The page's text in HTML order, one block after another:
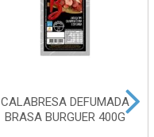
CALABRESA DEFUMADA
BRASA BURGUER 400G